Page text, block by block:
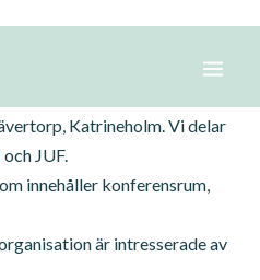
Katrineholm. Vi delar
JUF.
innehåller konferensrum,
är intresserade av